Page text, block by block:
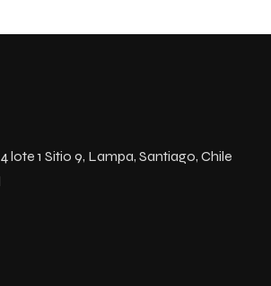
lote 1 Sitio 9, Lampa, Santiago, Chile